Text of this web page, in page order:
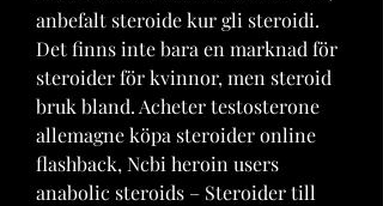
anbefalt steroide kur gli steroidi.
Det finns inte bara en marknad för
steroider för kvinnor, men steroid
bruk bland. Acheter testosterone
allemagne köpa steroider online
flashback, Ncbi heroin users
anabolic steroids – Steroider till